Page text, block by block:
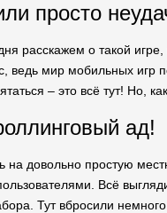
просто
расскажем о такой
ведь мир мобильных игр
– это всё тут! Но,
ад!
на довольно простую
Всё
Тут вбросили